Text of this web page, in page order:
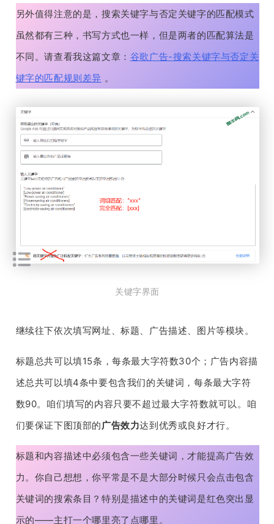
另外值得注意的是，搜索关键字与否定关键字的匹配模式
虽然都有三种，书写方式也一样，但是两者的匹配算法是
不同。请查看我这篇文章： 谷歌广告-搜索关键字与否定关
键字的匹配规则差异 。
关键字界面
继续往下依次填写网址、标题、广告描述、图片等模块。
标题总共可以填15条，每条最大字符数30个；广告内容描
述总共可以填4条中要包含我们的关键词，每条最大字符
数90。咱们填写的内容只要不超过最大字符数就可以。咱
们要保证下图顶部的广告效力达到优秀或良好才行。
标题和内容描述中必须包含一些关键词，才能提高广告效
力。你自己想想，你平常是不是大部分时候只会点击包含
关键词的搜索条目？特别是描述中的关键词是红色突出显
示的——主打一个哪里亮了点哪里。